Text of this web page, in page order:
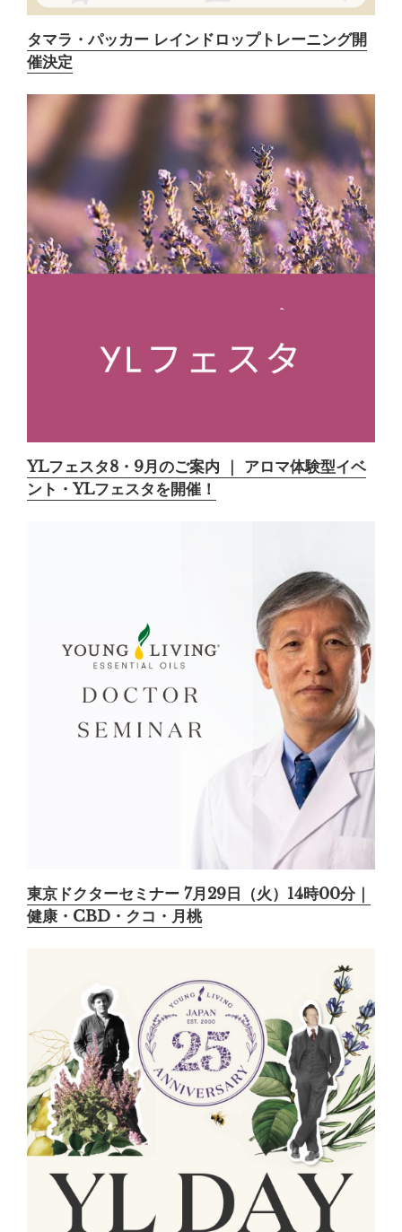
タマラ・パッカー レインドロップトレーニング開
催決定
YLフェスタ8・9月のご案内 ｜ アロマ体験型イベ
ント・YLフェスタを開催！
東京ドクターセミナー 7月29日（火）14時00分｜
健康・CBD・クコ・月桃